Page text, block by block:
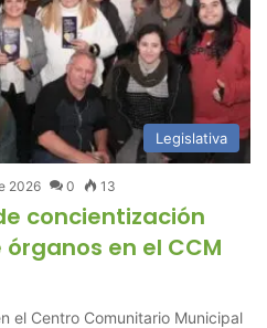
Legislativa
2026 0 13
concientización
en el CCM
el Centro Comunitario Municipal